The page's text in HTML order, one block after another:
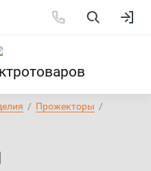
  /
Прожекторы
  /